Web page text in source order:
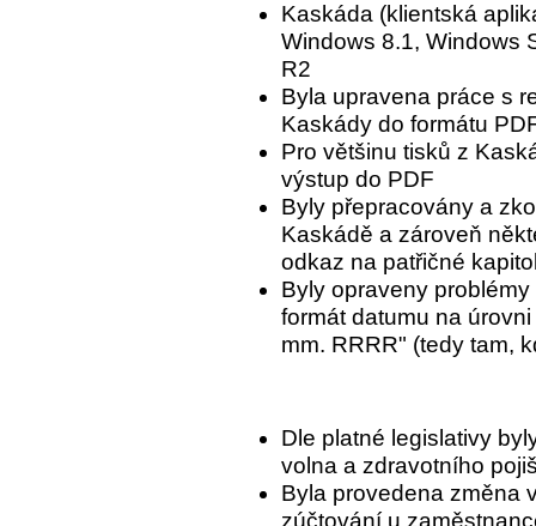
Kaskáda (klientská
Windows 8.1, Windows
R2
Byla upravena práce s
Kaskády do formátu
Pro většinu tisků z
výstup do PDF
Byly přepracovány a
Kaskádě a zároveň
odkaz na patřičné
Byly opraveny
formát datumu na
mm. RRRR" (tedy tam,
Dle platné legislativy
volna a zdravotního
Byla provedena změna
zúčtování u